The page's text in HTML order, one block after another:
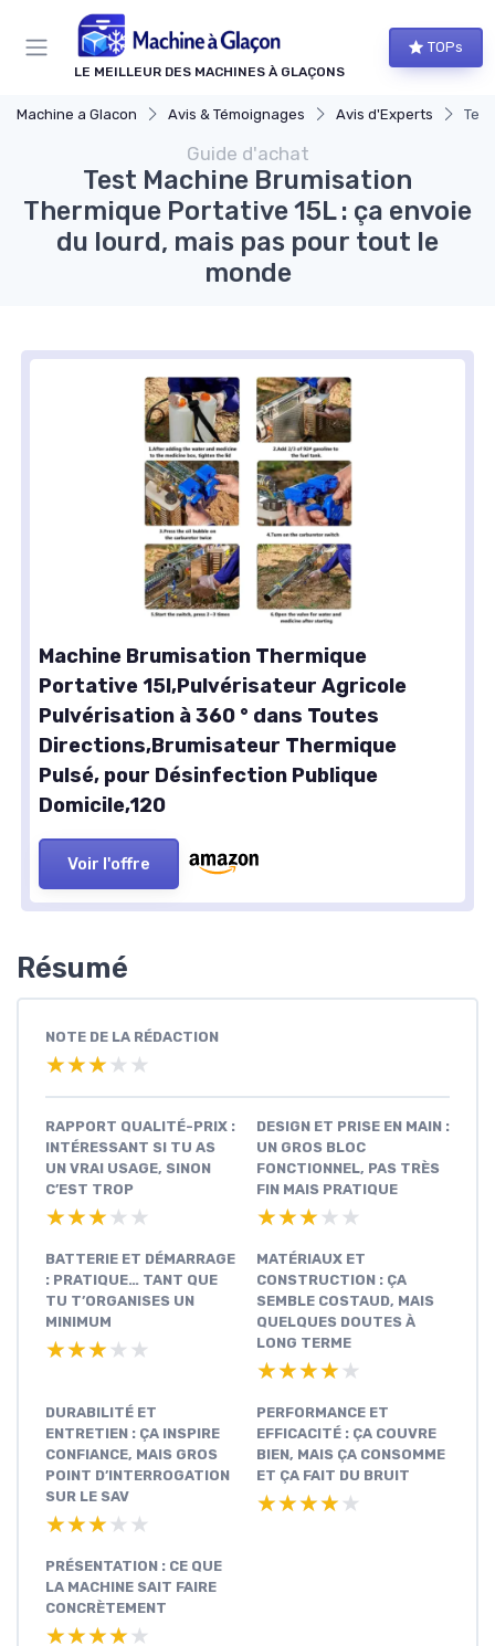
LE MEILLEUR DES MACHINES À GLAÇONS
TOPs
Machine a Glacon Avis & Témoignages Avis d'Experts
Guide d'achat
Test Machine Brumisation
Thermique Portative 15L : ça envoie
du lourd, mais pas pour tout le
monde
Machine Brumisation Thermique
Portative 15l,Pulvérisateur Agricole
Pulvérisation à 360 ° dans Toutes
Directions,Brumisateur Thermique
Pulsé, pour Désinfection Publique
Domicile,120
Voir l'offre
Résumé
NOTE DE LA RÉDACTION
★★★★★
★★★★★
RAPPORT QUALITÉ-PRIX :
INTÉRESSANT SI TU AS
UN VRAI USAGE, SINON
C’EST TROP
★★★★★
★★★★★
DESIGN ET PRISE EN MAIN :
UN GROS BLOC
FONCTIONNEL, PAS TRÈS
FIN MAIS PRATIQUE
★★★★★
★★★★★
BATTERIE ET DÉMARRAGE
: PRATIQUE… TANT QUE
TU T’ORGANISES UN
MINIMUM
★★★★★
★★★★★
MATÉRIAUX ET
CONSTRUCTION : ÇA
SEMBLE COSTAUD, MAIS
QUELQUES DOUTES À
LONG TERME
★★★★★
★★★★★
DURABILITÉ ET
ENTRETIEN : ÇA INSPIRE
CONFIANCE, MAIS GROS
POINT D’INTERROGATION
SUR LE SAV
★★★★★
★★★★★
PERFORMANCE ET
EFFICACITÉ : ÇA COUVRE
BIEN, MAIS ÇA CONSOMME
ET ÇA FAIT DU BRUIT
★★★★★
★★★★★
PRÉSENTATION : CE QUE
LA MACHINE SAIT FAIRE
CONCRÈTEMENT
★★★★★
★★★★★
Panneau de gestion des cookies